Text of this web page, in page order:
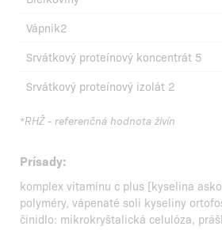
Vápnik2
Srvátkový proteínový koncentrát 5
Srvátkový proteínový izolát 2
*RHŽ - referenčná hodnota živín
Prísady:
komplex vitamínu c plus [kyselina
polyméry, vápenaté soli kyseliny
činidlo: mikrokryštalická celulóza,